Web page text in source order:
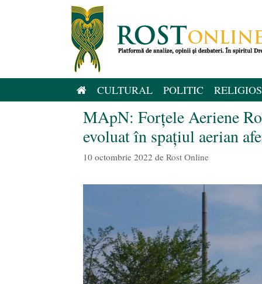
CULTURAL POLITIC RELIGIOS
MApN: Forțele Aeriene
evoluat în spaţiul aerian
10 octombrie 2022 de Rost Online